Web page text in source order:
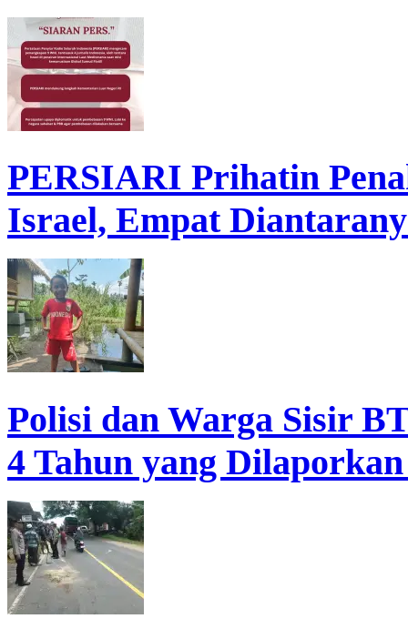
PERSIARI Prihatin
Israel, Empat
Polisi dan Warga Sisir
4 Tahun yang